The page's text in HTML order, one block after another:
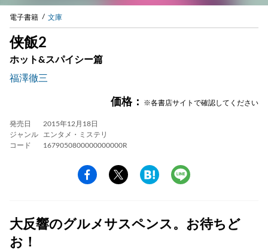
電子書籍 文庫
侠飯2
ホット&スパイシー篇
福澤徹三
価格： ※各書店サイトで確認してください
発売日
2015年12月18日
ジャンル
エンタメ・ミステリ
コード
1679050800000000000R
大反響のグルメサスペンス。お待ちど
お！